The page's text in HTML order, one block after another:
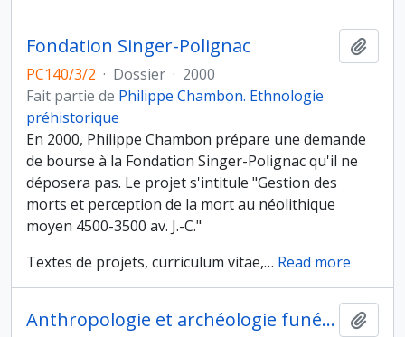
Fondation Singer-Polignac
PC140/3/2 · Dossier · 2000
Fait partie de Philippe Chambon. Ethnologie
préhistorique
En 2000, Philippe Chambon prépare une demande
de bourse à la Fondation Singer-Polignac qu'il ne
déposera pas. Le projet s'intitule "Gestion des
morts et perception de la mort au néolithique
moyen 4500-3500 av. J.-C."
Textes de projets, curriculum vitae,… Read more
Anthropologie et archéologie funéraire : la mort néolithique en Ile-de-France